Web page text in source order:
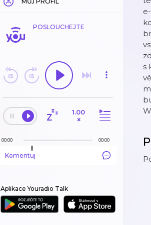
POSLOUCHEJTE
1.00
×
00:00 00:00
Komentuj
Aplikace Youradio Talk
s